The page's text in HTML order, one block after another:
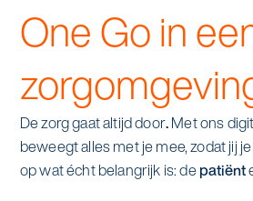
Suggesties
werken bij asito
one go - werk beter samen
co2-uitstoot rapportage 2023
op weg naar volledig circulair
Dagelijkse schoonmaak
Interieurreiniging
Vloerreiniging
In de buurt
Industrie
wij zijn Asito
Wij zijn Asito
One Go in
De zorg gaat altijd door.Met ons
beweegt alles met je mee, zodat jij
op wat écht belangrijk is: depatiënt